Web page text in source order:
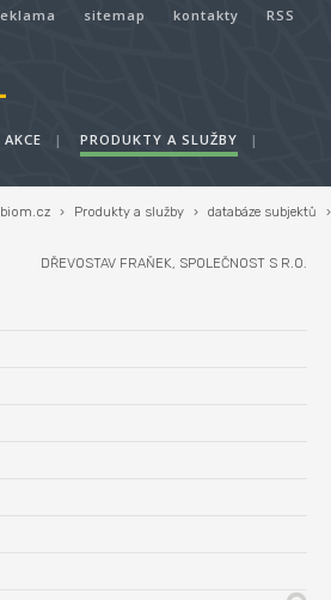
sitemap kontakty RSS
AKCE | PRODUKTY A SLUŽBY
|
biom.cz › Produkty a služby › databáze subjektů ›
DŘEVOSTAV FRAŇEK, SPOLEČNOST S R.O.